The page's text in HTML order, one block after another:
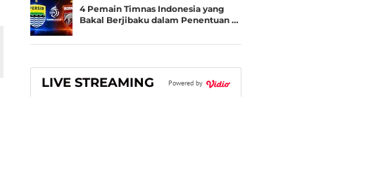
4 Pemain Timnas Indonesia yang
Bakal Berjibaku dalam Penentuan …
LIVE STREAMING Powered by